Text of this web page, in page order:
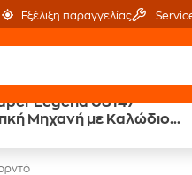
Εξέλιξη παραγγελίας
Legend 08147
Μηχανή με Καλώδιο
Public